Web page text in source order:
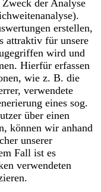
der Analyse
erstellen,
attraktiv für unsere
wird und
Hierfür erfassen
wie z. B. die
verwendete
eines sog.
über einen
können wir anhand
unserer
Fall ist es
verwendeten